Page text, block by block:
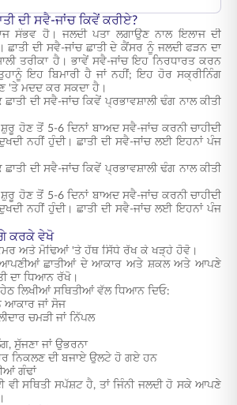
ਦੀ ਸਵੈ-ਜਾਂਚ ਕਿਵੇਂ ਕਰੀਏ?
ਸੰਭਵ ਹੈ। ਜਲਦੀ ਪਤਾ ਲਗਾਉਣ ਨਾਲ ਇਲਾਜ ਦੀ
ਛਾਤੀ ਦੀ ਸਵੈ-ਜਾਂਚਛਾਤੀ ਦੇ ਕੈਂਸਰ ਨੂੰ ਜਲਦੀ ਫੜਨ ਦਾ
ਤਰੀਕਾ ਹੈ। ਭਾਵੇਂ ਸਵੈ-ਜਾਂਚ ਇਹ ਨਿਰਧਾਰਤ ਕਰਨ
ਇਹ ਬਿਮਾਰੀ ਹੈ ਜਾਂ ਨਹੀਂ; ਇਹ ਹੋਰ ਸਕ੍ਰੀਨਿੰਗ
'ਤੇ ਮਦਦ ਕਰ ਸਕਦਾ ਹੈ।
ਛਾਤੀ ਦੀ ਸਵੈ-ਜਾਂਚਕਿਵੇਂ ਪ੍ਰਭਾਵਸ਼ਾਲੀ ਢੰਗ ਨਾਲ ਕੀਤੀ
ਹੋਣ ਤੋਂ 5-6 ਦਿਨਾਂ ਬਾਅਦ ਸਵੈ-ਜਾਂਚ ਕਰਨੀ ਚਾਹੀਦੀ
ਨਹੀਂ ਹੁੰਦੀ। ਛਾਤੀ ਦੀ ਸਵੈ-ਜਾਂਚ ਲਈ ਇਹਨਾਂ ਪੰਜ
ਛਾਤੀ ਦੀ ਸਵੈ-ਜਾਂਚਕਿਵੇਂ ਪ੍ਰਭਾਵਸ਼ਾਲੀ ਢੰਗ ਨਾਲ ਕੀਤੀ
ਹੋਣ ਤੋਂ 5-6 ਦਿਨਾਂ ਬਾਅਦ ਸਵੈ-ਜਾਂਚ ਕਰਨੀ ਚਾਹੀਦੀ
ਨਹੀਂ ਹੁੰਦੀ। ਛਾਤੀ ਦੀ ਸਵੈ-ਜਾਂਚ ਲਈ ਇਹਨਾਂ ਪੰਜ
ਕਰਕੇ ਵੇਖੋ
ਅਤੇ ਮੋਢਿਆਂ 'ਤੇ ਹੱਥ ਸਿੱਧੇ ਰੱਖ ਕੇ ਖੜ੍ਹੇ ਹੋਵੋ।
ਛਾਤੀਆਂ ਦੇ ਆਕਾਰ ਅਤੇ ਸ਼ਕਲ ਅਤੇ ਆਪਣੇ
ਦਾ ਧਿਆਨ ਰੱਖੋ।
ਲਿਖੀਆਂ ਸਥਿਤੀਆਂ ਵੱਲ ਧਿਆਨ ਦਿਓ:
ਆਕਾਰ ਜਾਂ ਸੋਜ
ਚਮੜੀ ਜਾਂ ਨਿੱਪਲ
ਸੁੱਜਣਾ ਜਾਂ ਉਭਰਨਾ
ਨਿਕਲਣ ਦੀ ਬਜਾਏ ਉਲਟੇ ਹੋ ਗਏ ਹਨ
ਗੰਢਾਂ
ਸਥਿਤੀ ਸਪੱਸ਼ਟ ਹੈ, ਤਾਂ ਜਿੰਨੀ ਜਲਦੀ ਹੋ ਸਕੇ ਆਪਣੇ